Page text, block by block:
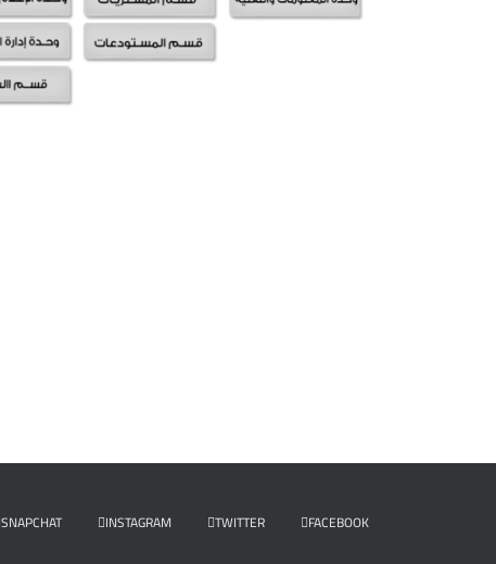
FACEBOOK
TWITTER
INSTAGRAM
SNAPCHAT